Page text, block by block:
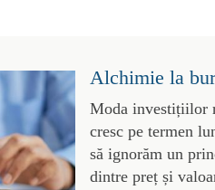
Alchimie la
Moda investițiilor
cresc pe termen
să ignorăm un
dintre preț și